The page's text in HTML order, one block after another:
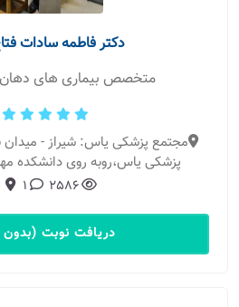
دکتر فاطمه سادات
متخصص بیماری های
مجتمع پزشکی یاس: شیراز - میدان
پزشکی یاس،روبه روی دانشکده
2586
1
دریافت نوبت (بدون